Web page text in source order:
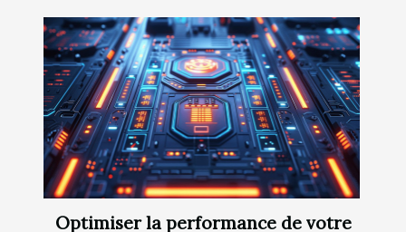
Optimiser la performance de votre